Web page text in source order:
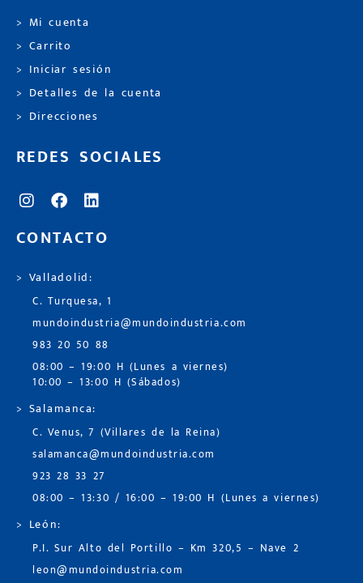
> Mi cuenta
> Carrito
> Iniciar sesión
> Detalles de la cuenta
> Direcciones
REDES SOCIALES
CONTACTO
> Valladolid:
C. Turquesa, 1
mundoindustria@mundoindustria.com
983 20 50 88
08:00 – 19:00 H (Lunes a viernes)
10:00 – 13:00 H (Sábados)
> Salamanca:
C. Venus, 7 (Villares de la Reina)
salamanca@mundoindustria.com
923 28 33 27
08:00 – 13:30 / 16:00 – 19:00 H (Lunes a viernes)
> León:
P.I. Sur Alto del Portillo – Km 320,5 – Nave 2
leon@mundoindustria.com